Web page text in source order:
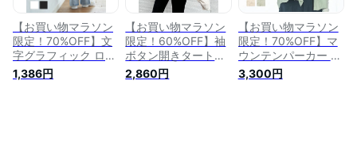
ーズン 秋冬
ODORATA オドラタ
ODORATA オドラタ
【お買い物マラソン
限定！70%OFF】文
字グラフィック ロン
T レディース Tシャ
ツ ティーシャツ グ
1,386円
【お買い物マラソン
限定！60%OFF】袖
ボタン開きタートル
ネック タートルネッ
ク タートル ニット
2,860円
【お買い物マラソン
限定！70%OFF】マ
ウンテンパーカー レ
ディース ショートブ
ルゾン ブルゾン シ
3,300円